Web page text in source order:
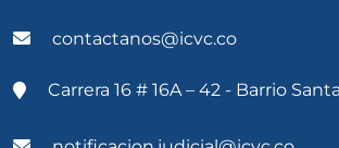
contactanos@icvc.co
Carrera 16 # 16A – 42 - Barrio